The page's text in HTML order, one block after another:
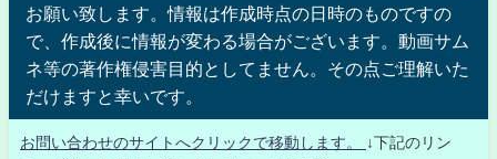
お願い致します。情報は作成時点の日時のものですの
で、作成後に情報が変わる場合がございます。動画サム
ネ等の著作権侵害目的としてません。その点ご理解いた
だけますと幸いです。
お問い合わせのサイトへクリックで移動します。
↓下記のリン